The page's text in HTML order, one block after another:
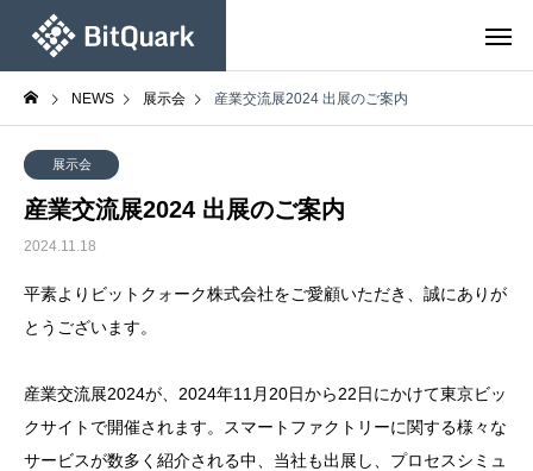
NEWS 展示会 産業交流展2024 出展のご案内
展示会
産業交流展2024 出展のご案内
2024.11.18
平素よりビットクォーク株式会社をご愛顧いただき、誠にありが
とうございます。
産業交流展2024が、2024年11月20日から22日にかけて東京ビッ
クサイトで開催されます。スマートファクトリーに関する様々な
サービスが数多く紹介される中、当社も出展し、プロセスシミュ